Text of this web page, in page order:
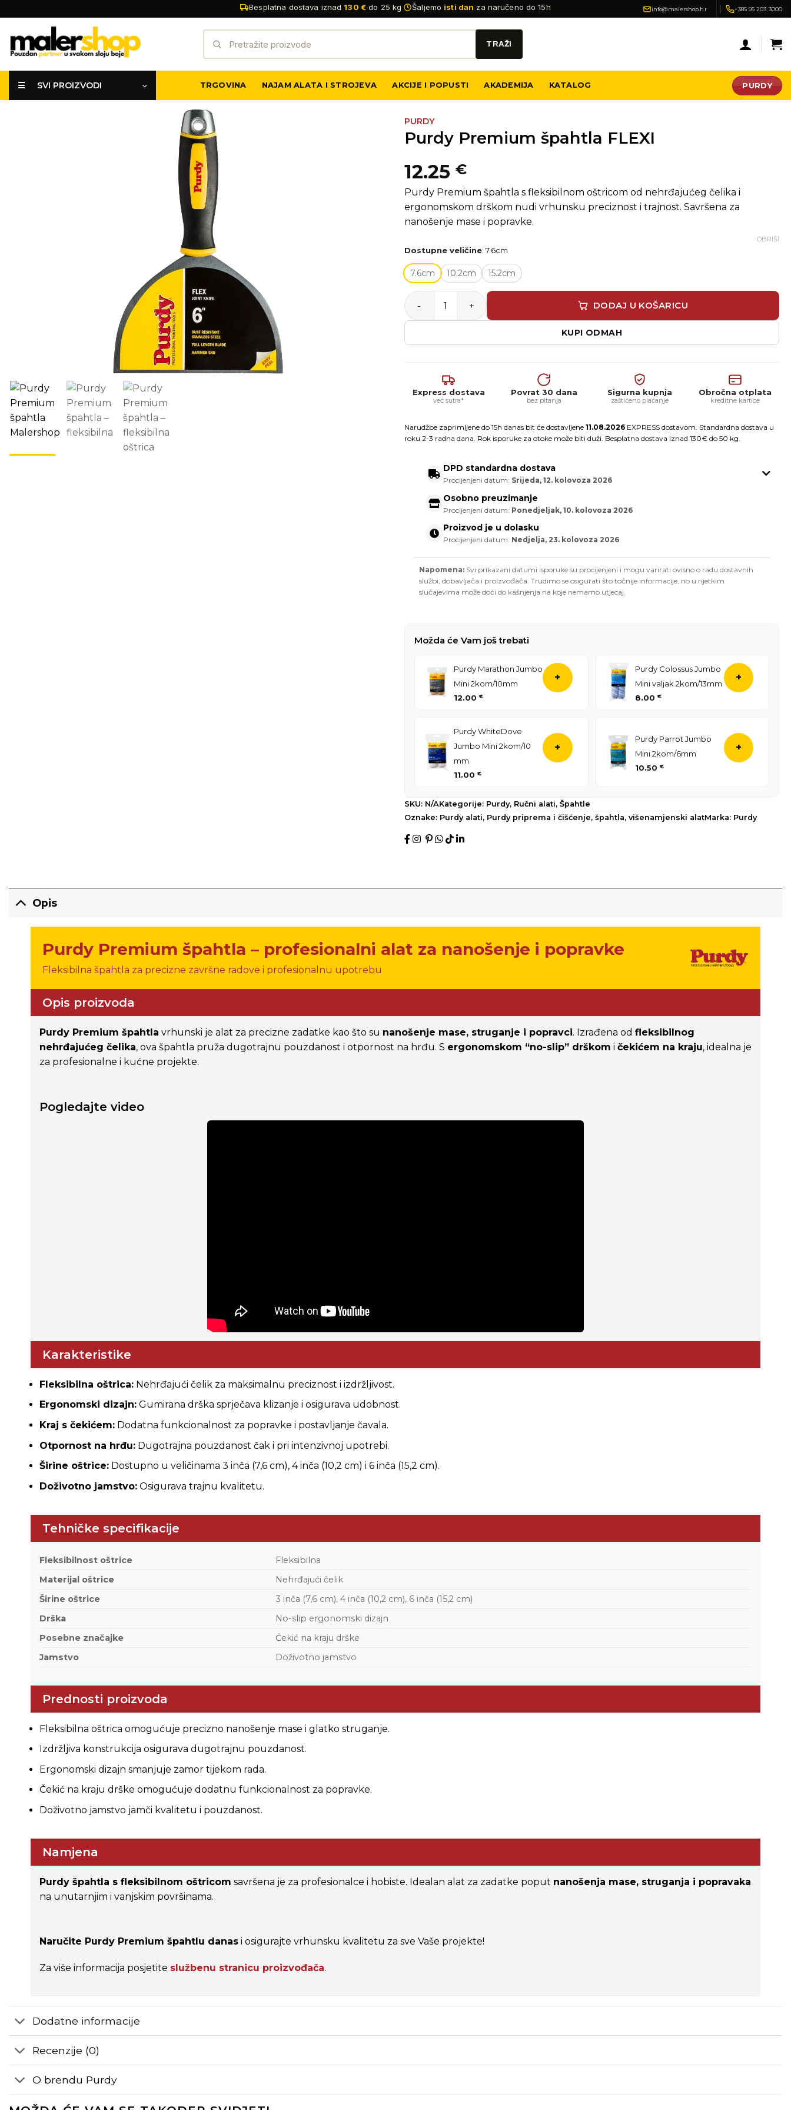
to
content
Besplatna dostava iznad 130 € do 25 kg Šaljemo isti dan za naručeno do 15h info@malershop.hr +385 95 203 3000
☰ SVI PROIZVODI TRGOVINA NAJAM ALATA I STROJEVA AKCIJE I POPUSTI AKADEMIJA KATALOG PURDY
PURDY
Purdy Premium špahtla FLEXI
12.25 €
Purdy Premium špahtla s fleksibilnom oštricom od nehrđajućeg čelika i
ergonomskom drškom nudi vrhunsku preciznost i trajnost. Savršena za
nanošenje mase i popravke.
Dostupne veličine: 7.6cm
7.6cm 10.2cm 15.2cm
OBRIŠI
Purdy Premium špahtla FLEXI količina
DODAJ U KOŠARICU
KUPI ODMAH
Express dostava
već sutra*
Povrat 30 dana
bez pitanja
Sigurna kupnja
zaštićeno plaćanje
Obročna otplata
kreditne kartice
Narudžbe zaprimljene do 15h danas bit će dostavljene 11.08.2026 EXPRESS dostavom. Standardna dostava u
roku 2-3 radna dana. Rok isporuke za otoke može biti duži. Besplatna dostava iznad 130€ do 50 kg.
DPD standardna dostava
Procijenjeni datum: Srijeda, 12. kolovoza 2026
Osobno preuzimanje
Procijenjeni datum: Ponedjeljak, 10. kolovoza 2026
Proizvod je u dolasku
Procijenjeni datum: Nedjelja, 23. kolovoza 2026
Napomena: Svi prikazani datumi isporuke su procijenjeni i mogu varirati ovisno o radu dostavnih
službi, dobavljača i proizvođača. Trudimo se osigurati što točnije informacije, no u rijetkim
slučajevima može doći do kašnjenja na koje nemamo utjecaj.
Možda će Vam još trebati
Purdy Marathon Jumbo
Mini 2kom/10mm
12.00 €
+
Purdy Colossus Jumbo
Mini valjak 2kom/13mm
8.00 €
+
Purdy WhiteDove
Jumbo Mini 2kom/10
mm
11.00 €
+
Purdy Parrot Jumbo
Mini 2kom/6mm
10.50 €
+
SKU: N/AKategorije: Purdy, Ručni alati, Špahtle
Oznake: Purdy alati, Purdy priprema i čišćenje, špahtla, višenamjenski alatMarka: Purdy
Opis
Purdy Premium špahtla – profesionalni alat za nanošenje i popravke
Fleksibilna špahtla za precizne završne radove i profesionalnu upotrebu
Opis proizvoda
Purdy Premium špahtla vrhunski je alat za precizne zadatke kao što su nanošenje mase, struganje i popravci. Izrađena od fleksibilnog
nehrđajućeg čelika, ova špahtla pruža dugotrajnu pouzdanost i otpornost na hrđu. S ergonomskom “no-slip” drškom i čekićem na kraju, idealna je
za profesionalne i kućne projekte.
Pogledajte video
Karakteristike
Fleksibilna oštrica:Nehrđajući čelik za maksimalnu preciznost i izdržljivost.
Ergonomski dizajn:Gumirana drška sprječava klizanje i osigurava udobnost.
Kraj s čekićem:Dodatna funkcionalnost za popravke i postavljanje čavala.
Otpornost na hrđu:Dugotrajna pouzdanost čak i pri intenzivnoj upotrebi.
Širine oštrice:Dostupno u veličinama 3 inča (7,6 cm), 4 inča (10,2 cm) i 6 inča (15,2 cm).
Doživotno jamstvo:Osigurava trajnu kvalitetu.
Tehničke specifikacije
Fleksibilnost oštrice
Fleksibilna
Materijal oštrice
Nehrđajući čelik
Širine oštrice
3 inča (7,6 cm), 4 inča (10,2 cm), 6 inča (15,2 cm)
Drška
No-slip ergonomski dizajn
Posebne značajke
Čekić na kraju drške
Jamstvo
Doživotno jamstvo
Prednosti proizvoda
Fleksibilna oštrica omogućuje precizno nanošenje mase i glatko struganje.
Izdržljiva konstrukcija osigurava dugotrajnu pouzdanost.
Ergonomski dizajn smanjuje zamor tijekom rada.
Čekić na kraju drške omogućuje dodatnu funkcionalnost za popravke.
Doživotno jamstvo jamči kvalitetu i pouzdanost.
Namjena
Purdy špahtla s fleksibilnom oštricom savršena je za profesionalce i hobiste. Idealan alat za zadatke poput nanošenja mase, struganja i popravaka
na unutarnjim i vanjskim površinama.
Naručite Purdy Premium špahtlu danasi osigurajte vrhunsku kvalitetu za sve Vaše projekte!
Za više informacija posjetite službenu stranicu proizvođača.
Dodatne informacije
Recenzije (0)
O brendu Purdy